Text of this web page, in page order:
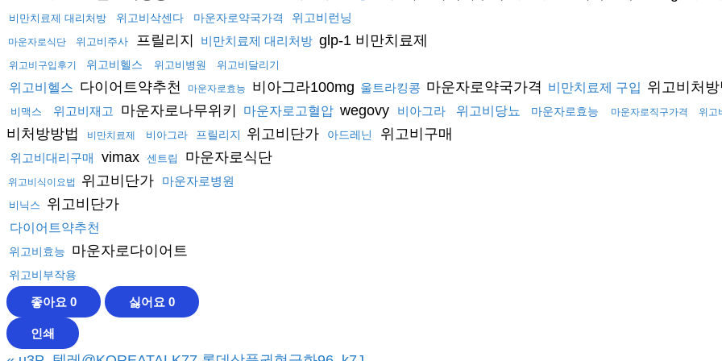
비만치료제 대리처방 위고비삭센다 마운자로약국가격 위고비런닝
마운자로식단 위고비주사 프릴리지 비만치료제 대리처방 glp-1 비만치료제
위고비구입후기 위고비헬스 위고비병원 위고비달리기
위고비헬스 다이어트약추천 마운자로효능 비아그라100mg 울트라킹콩 마운자로약국가격 비만치료제 구입 위고비처
비맥스 위고비재고 마운자로나무위키 마운자로고혈압 wegovy 비아그라 위고비당뇨 마운자로효능 마운자로직구가격 위고
비처방방법 비만치료제 비아그라 프릴리지 위고비단가 아드레닌 위고비구매
위고비대리구매 vimax 센트립 마운자로식단
위고비식이요법 위고비단가 마운자로병원
비닉스 위고비단가
다이어트약추천
위고비효능 마운자로다이어트
위고비부작용
좋아요 0 싫어요 0
인쇄